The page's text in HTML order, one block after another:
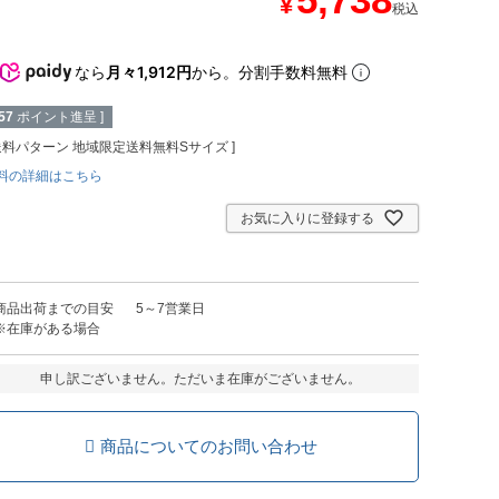
税込
なら 月々1,912円から。分割手数料無料
ポイント進呈 ]
パターン 地域限定送料無料Sサイズ
の詳細はこちら
お気に入りに登録する
品出荷までの目安
庫がある場合
5～7営業日
申し訳ございません。ただいま在庫がございません。
商品についてのお問い合わせ